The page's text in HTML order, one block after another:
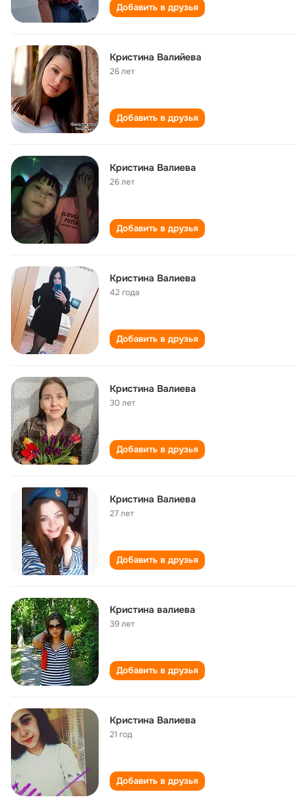
Добавить в друзья
Кристина Валийева
26 лет
Добавить в друзья
Кристина Валиева
26 лет
Добавить в друзья
Кристина Валиева
42 года
Добавить в друзья
Кристина Валиева
30 лет
Добавить в друзья
Кристина Валиева
27 лет
Добавить в друзья
Кристина валиева
39 лет
Добавить в друзья
Кристина Валиева
21 год
Добавить в друзья